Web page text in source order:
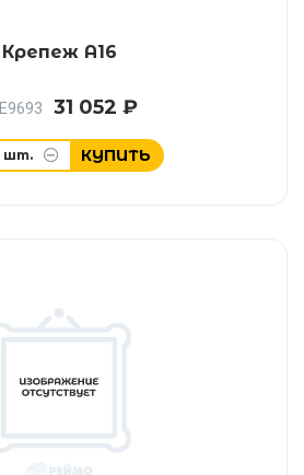
Крепеж A16
E9693 31 052 ₽
шт. КУПИТЬ